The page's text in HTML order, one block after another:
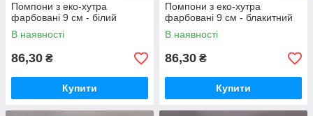
Помпони з еко-хутра
фарбовані 9 см - білий
В наявності
86,30 ₴
Купити
Помпони з еко-хутра
фарбовані 9 см - блакитний
В наявності
86,30 ₴
Купити